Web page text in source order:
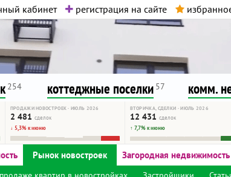
кабинет регистрация на сайте
шок-контента.
вам. Удачи!
254 коттеджные поселки 57 комм.
ПРОДАЖИ НОВОСТРОЕК · ИЮЛЬ 2026
2 481 сделок
↓ 5,3% к июню
ВТОРИЧКА, СДЕЛКИ · ИЮЛЬ 2026
12 431 сделок
↑ 7,7% к июню
Рынок новостроек Загородная недвижимость